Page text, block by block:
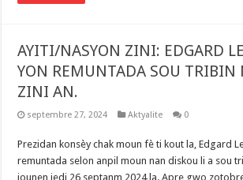
AYITI/NASYON ZINI: EDGARD
YON REMUNTADA SOU TRIBIN
ZINI AN.
septembre 27, 2024 Aktyalite 0
Prezidan konsèy chak moun fè ti kout la, Edgard
remuntada selon anpil moun nan diskou li a sou
jounen jedi 26 septanm 2024 la. Apre gwo